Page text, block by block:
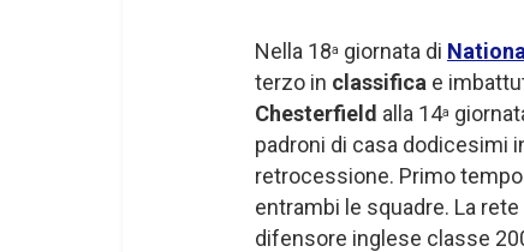
Nella 18a giornata di
terzo in classifica e
Chesterfield alla 14a
padroni di casa dodicesimi
retrocessione. Primo
entrambi le squadre. La
difensore inglese classe